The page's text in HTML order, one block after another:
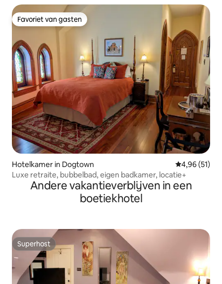
Favoriet van gasten
Favoriet van gasten
Hotelkamer in Dogtown Gemiddelde
4,96 (51)
Luxe retraite, bubbelbad, eigen badkamer, locatie+
Andere vakantieverblijven in een
boetiekhotel
Superhost
Superhost